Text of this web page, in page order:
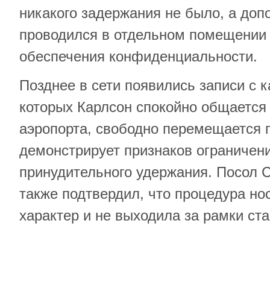
никакого задержания не было, а
проводился в отдельном
обеспечения конфиденциальности.
Позднее в сети появились записи с
которых Карлсон спокойно
аэропорта, свободно перемещается
демонстрирует признаков
принудительного удержания.
также подтвердил, что процедура
характер и не выходила за рамки